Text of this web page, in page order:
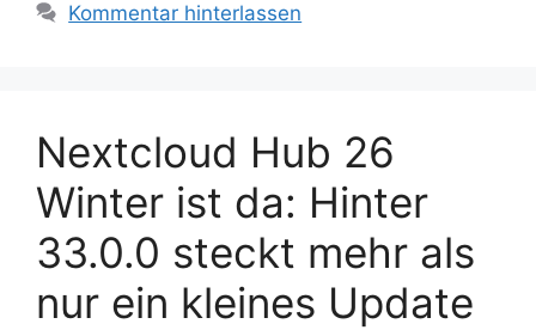
Kommentar hinterlassen
Nextcloud Hub 26
Winter ist da: Hinter
33.0.0 steckt mehr als
nur ein kleines Update